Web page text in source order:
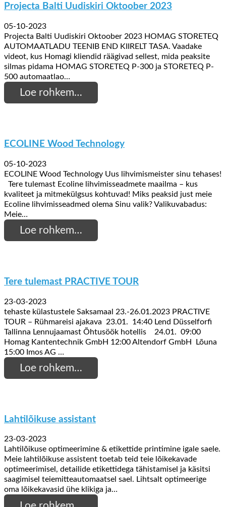
Projecta Balti Uudiskiri Oktoober 2023
05-10-2023
Projecta Balti Uudiskiri Oktoober 2023 HOMAG STORETEQ
AUTOMAATLADU TEENIB END KIIRELT TASA. Vaadake
videot, kus Homagi kliendid räägivad sellest, mida peaksite
silmas pidama HOMAG STORETEQ P-300 ja STORETEQ P-
500 automaatlao…
Loe rohkem…
ECOLINE Wood Technology
05-10-2023
ECOLINE Wood Technology Uus lihvimismeister sinu tehases!
Tere tulemast Ecoline lihvimisseadmete maailma – kus
kvaliteet ja mitmekülgsus kohtuvad! Miks peaksid just meie
Ecoline lihvimisseadmed olema Sinu valik? Valikuvabadus:
Meie…
Loe rohkem…
Tere tulemast PRACTIVE TOUR
23-03-2023
tehaste külastustele Saksamaal 23.-26.01.2023 PRACTIVE
TOUR – Rühmareisi ajakava 23.01. 14:40 Lend Düsselforfi
Tallinna Lennujaamast Õhtusöök hotellis 24.01. 09:00
Homag Kantentechnik GmbH 12:00 Altendorf GmbH Lõuna
15:00 Imos AG …
Loe rohkem…
Lahtilõikuse assistant
23-03-2023
Lahtilõikuse optimeerimine & etikettide printimine igale saele.
Meie lahtilõikuse assistent toetab teid teie lõikekavade
optimeerimisel, detailide etikettidega tähistamisel ja käsitsi
saagimisel teiemitteautomaatsel sael. Lihtsalt optimeerige
oma lõikekavasid ühe klikiga ja…